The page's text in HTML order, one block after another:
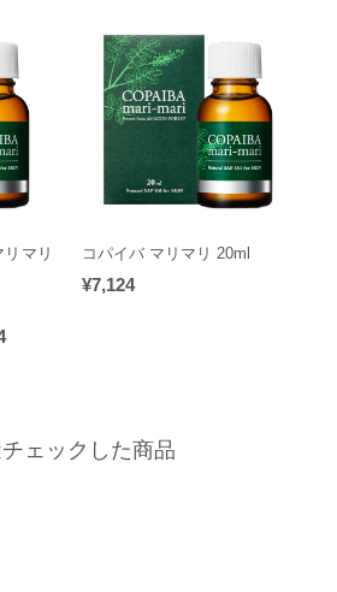
リマリ
コパイバ マリマリ 20ml
¥7,124
ェックした商品